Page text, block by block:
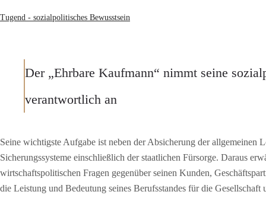
Tugend - sozialpolitisches Bewusstsein
Der „Ehrbare Kaufmann“ nimmt seine
verantwortlich an
Seine wichtigste Aufgabe ist neben der Absicherung der allgemeinen
Sicherungssysteme einschließlich der staatlichen Fürsorge. Daraus
wirtschaftspolitischen Fragen gegenüber seinen Kunden,
die Leistung und Bedeutung seines Berufsstandes für die Gesellschaft